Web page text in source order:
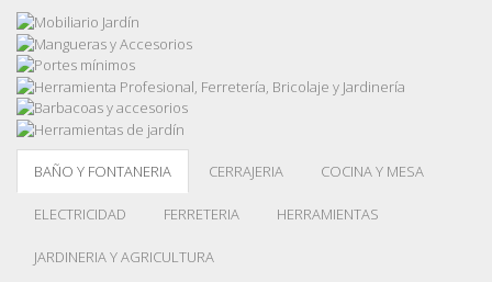
BAÑO Y FONTANERIA CERRAJERIA COCINA Y MESA
ELECTRICIDAD FERRETERIA HERRAMIENTAS
JARDINERIA Y AGRICULTURA